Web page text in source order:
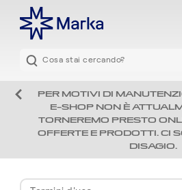
PER MOTIVI DI
E-SHOP NON È
TORNEREMO PRESTO
OFFERTE E PRODOTTI. CI
DISAGIO.